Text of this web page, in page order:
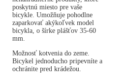
poskytnú miesto pre vaše
bicykle. Umožňuje pohodlne
zaparkovať akýkoľvek model
bicykla, o šírke plášťov 35-60
mm.
Možnosť kotvenia do zeme.
Bicykel jednoducho pripevníte a
ochránite pred krádežou.